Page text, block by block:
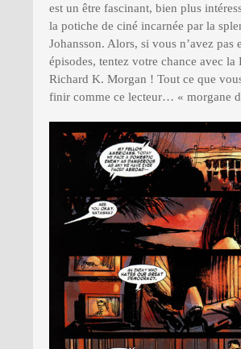
est un être fascinant, bien plus
la potiche de ciné incarnée par la
Johansson. Alors, si vous n’avez pas
épisodes, tentez votre chance avec
Richard K. Morgan ! Tout ce que
finir comme ce lecteur… « morgane